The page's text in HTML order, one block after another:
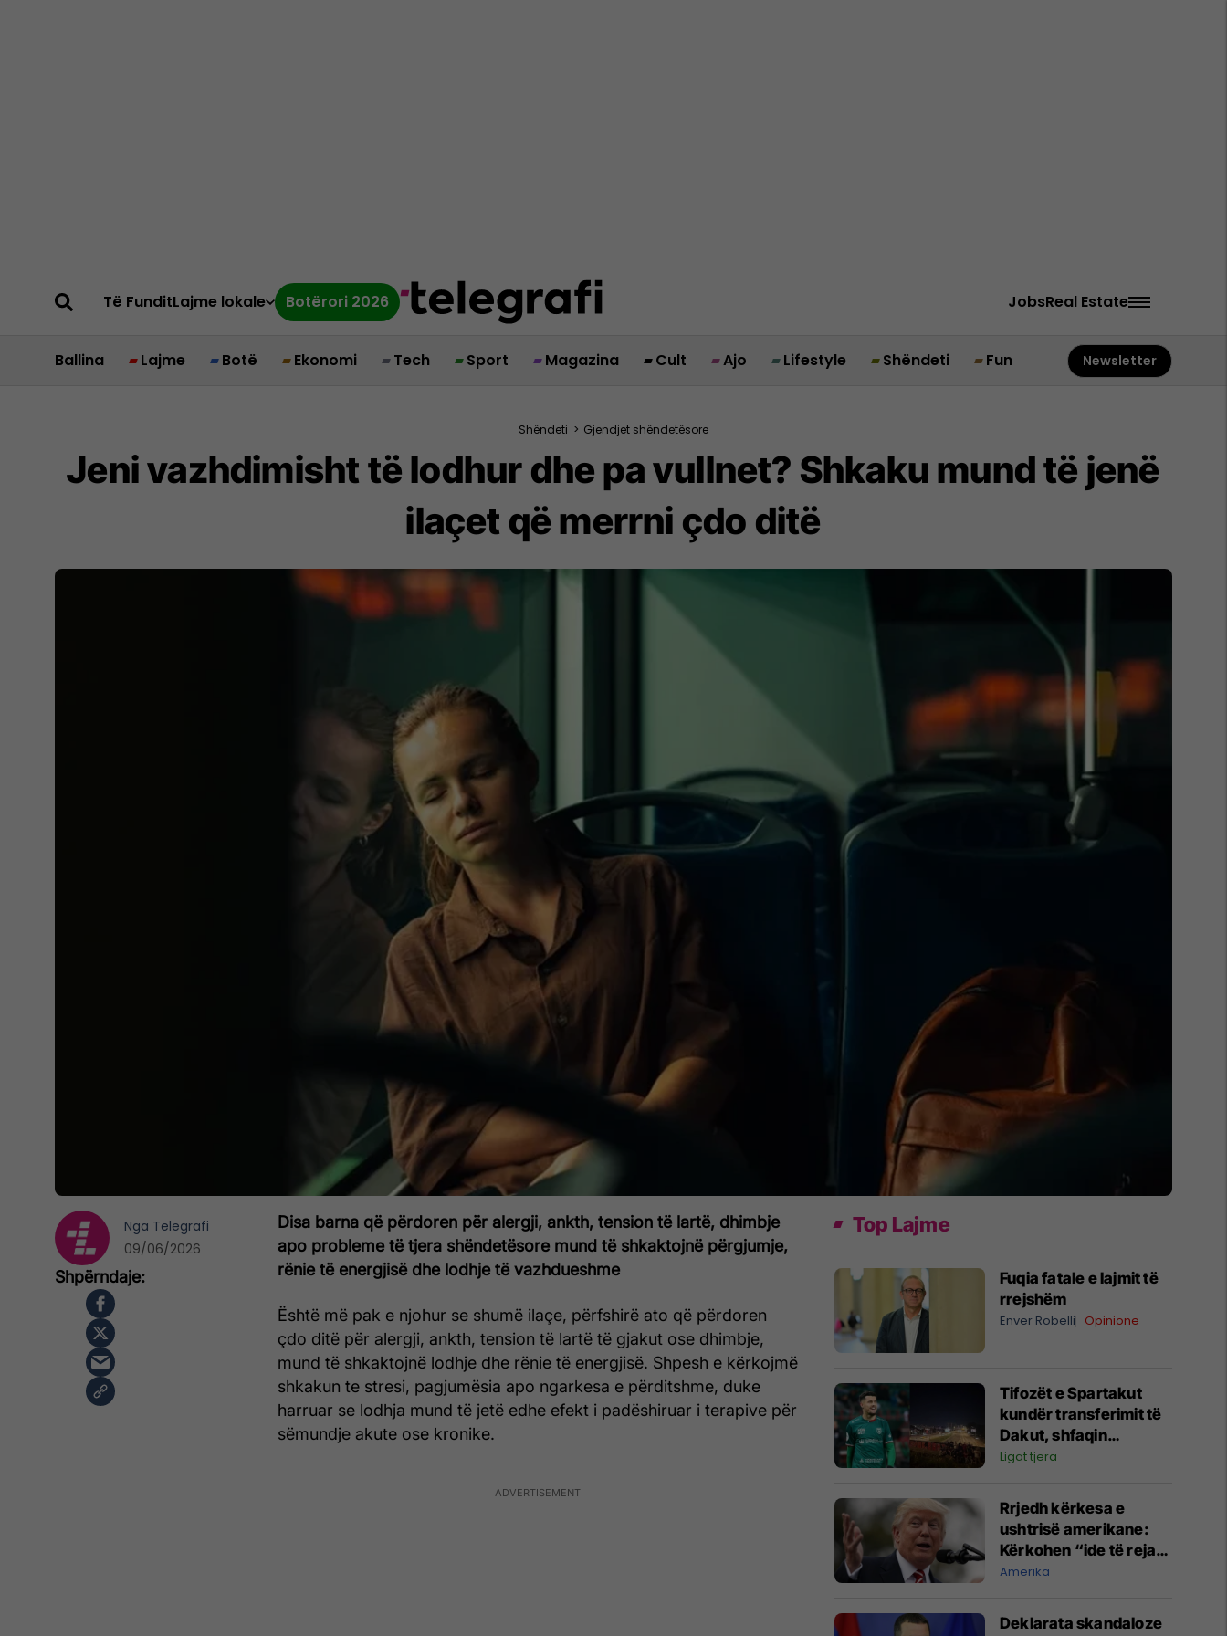
Të FunditLajme lokale Botërori 2026 JobsReal Estate
Ballina Lajme Botë Ekonomi Tech Sport Magazina Cult Ajo Lifestyle Shëndeti Fun Newsletter
Shëndeti > Gjendjet shëndetësore
Jeni vazhdimisht të lodhur dhe pa vullnet? Shkaku mund të jenë
ilaçet që merrni çdo ditë
Disa barna që përdoren për alergji, ankth, tension të lartë, dhimbje
apo probleme të tjera shëndetësore mund të shkaktojnë përgjumje,
rënie të energjisë dhe lodhje të vazhdueshme
Është më pak e njohur se shumë ilaçe, përfshirë ato që përdoren
çdo ditë për alergji, ankth, tension të lartë të gjakut ose dhimbje,
mund të shkaktojnë lodhje dhe rënie të energjisë. Shpesh e kërkojmë
shkakun te stresi, pagjumësia apo ngarkesa e përditshme, duke
harruar se lodhja mund të jetë edhe efekt i padëshiruar i terapive për
sëmundje akute ose kronike.
Nga Telegrafi
09/06/2026
Top Lajme
Fuqia fatale e lajmit të
rrejshëm
Enver Robelli Opinione
Tifozët e Spartakut
kundër transferimit të
Dakut, shfaqin
pankartë fyese:
jashtë!
Ligat tjera
Rrjedh kërkesa e
ushtrisë amerikane:
Kërkohen “ide të reja
dhe jokonvencionale”
Amerika
​Deklarata skandaloze